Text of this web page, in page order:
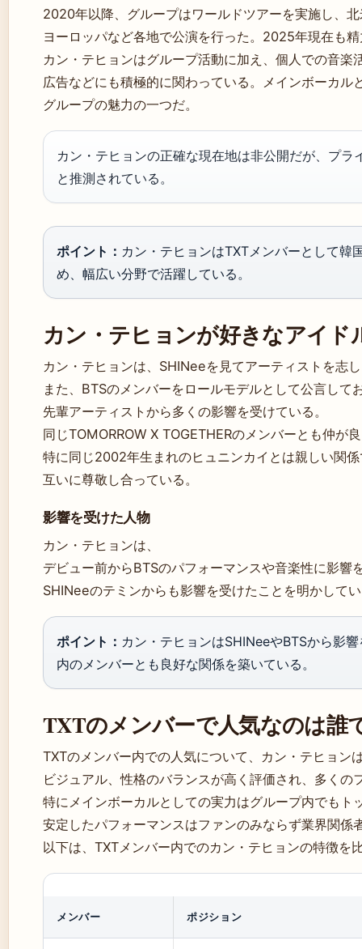
2020年以降、グループはワールドツアーを実施し、
ヨーロッパなど各地で公演を行った。2025年現在も
カン・テヒョンはグループ活動に加え、個人での音楽
広告などにも積極的に関わっている。メインボーカ
グループの魅力の一つだ。
カン・テヒョンの正確な現在地は非公開だが、プ
と推測されている。
ポイント： カン・テヒョンはTXTメンバーとして韓
め、幅広い分野で活躍している。
カン・テヒョンが好きなアイド
カン・テヒョンは、SHINeeを見てアーティストを志
また、BTSのメンバーをロールモデルとして公言して
先輩アーティストから多くの影響を受けている。
同じTOMORROW X TOGETHERのメンバーとも仲が
特に同じ2002年生まれのヒュニンカイとは親しい関
互いに尊敬し合っている。
影響を受けた人物
カン・テヒョンは、
デビュー前からBTSのパフォーマンスや音楽性に影響
SHINeeのテミンからも影響を受けたことを明かして
ポイント： カン・テヒョンはSHINeeやBTSから影
内のメンバーとも良好な関係を築いている。
TXTのメンバーで人気なのは誰
TXTのメンバー内での人気について、カン・テヒョン
ビジュアル、性格のバランスが高く評価され、多くの
特にメインボーカルとしての実力はグループ内でもト
安定したパフォーマンスはファンのみならず業界関係
以下は、TXTメンバー内でのカン・テヒョンの特徴を
メンバー ポジション